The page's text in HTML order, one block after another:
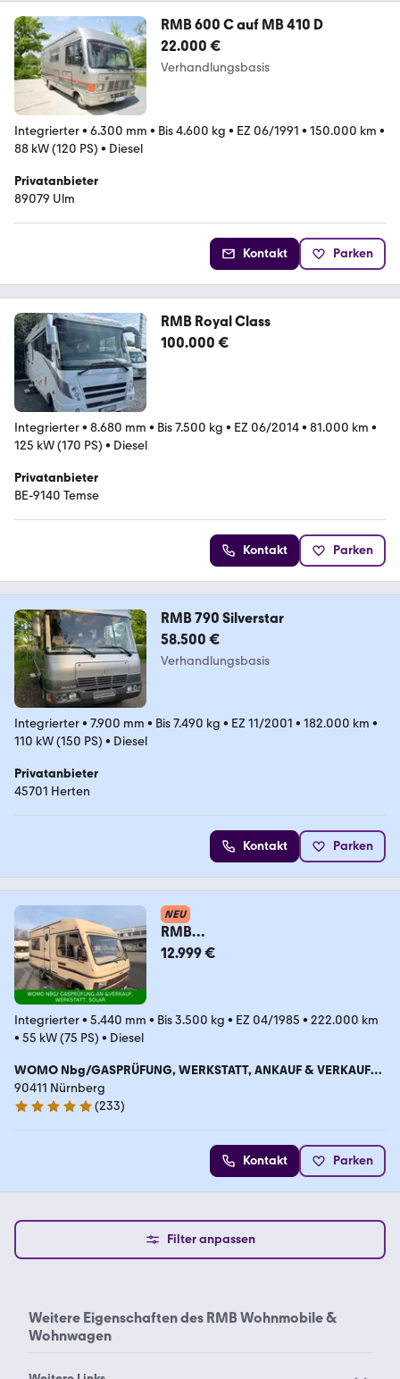
RMB 600 C auf MB 410 D
22.000 €
Verhandlungsbasis
Integrierter• 6.300 mm • Bis 4.600 kg • EZ 06/1991 • 150.000 km •
88 kW (120 PS) • Diesel
Privatanbieter
89079 Ulm
Kontakt Parken
RMB Royal Class
100.000 €
Integrierter• 8.680 mm • Bis 7.500 kg • EZ 06/2014• 81.000 km •
125 kW (170 PS) • Diesel
Privatanbieter
BE-9140 Temse
Kontakt Parken
RMB 790 Silverstar
58.500 €
Verhandlungsbasis
Integrierter• 7.900 mm • Bis 7.490 kg • EZ 11/2001 • 182.000 km •
110 kW (150 PS) • Diesel
Privatanbieter
45701 Herten
Kontakt Parken
NEU
RMB
Arnold/2,5D/Hzulassung/GFK/Za
12.999 €
Integrierter• 5.440 mm • Bis 3.500 kg • EZ 04/1985 • 222.000 km
• 55 kW (75 PS) • Diesel
WOMO Nbg/GASPRÜFUNG, WERKSTATT, ANKAUF & VERKAUF
,VERMITTLUNG, SOLAR, KLIMA
90411 Nürnberg
5 Sterne
(233)
Kontakt Parken
Filter anpassen
Weitere Eigenschaften des RMB Wohnmobile &
Wohnwagen